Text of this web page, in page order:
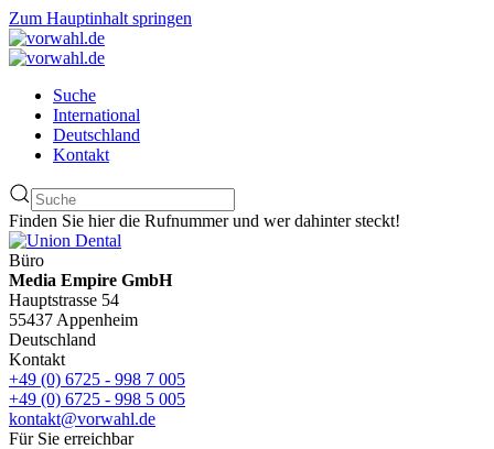
Zum Hauptinhalt springen
Suche
International
Deutschland
Kontakt
Finden Sie hier die Rufnummer und wer dahinter steckt!
Büro
Media Empire GmbH
Hauptstrasse 54
55437 Appenheim
Deutschland
Kontakt
+49 (0) 6725 - 998 7 005
+49 (0) 6725 - 998 5 005
kontakt@vorwahl.de
Für Sie erreichbar